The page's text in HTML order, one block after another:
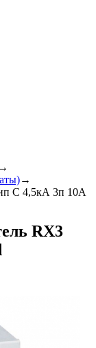
→
→
C 4,5кА 3п 10А
RX3